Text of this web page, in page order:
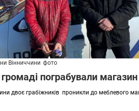
Вінниччини фото
пограбували
двоє грабіжників проникли до меблевого